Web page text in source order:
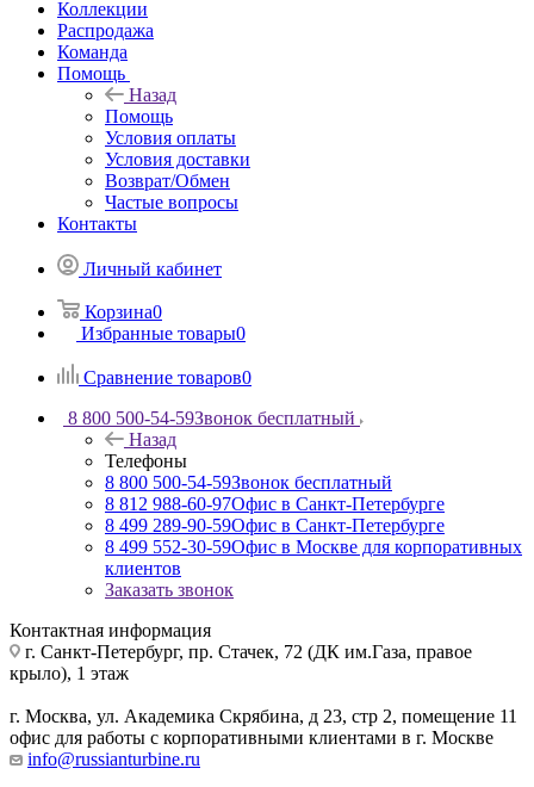
Коллекции
Распродажа
Команда
Помощь
Назад
Помощь
Условия оплаты
Условия доставки
Возврат/Обмен
Частые вопросы
Контакты
Личный кабинет
Корзина0
Избранные товары0
Сравнение товаров0
8 800 500-54-59Звонок бесплатный
Назад
Телефоны
8 800 500-54-59Звонок бесплатный
8 812 988-60-97Офис в Санкт-Петербурге
8 499 289-90-59Офис в Санкт-Петербурге
8 499 552-30-59Офис в Москве для корпоративных
клиентов
Заказать звонок
Контактная информация
г. Санкт-Петербург, пр. Стачек, 72 (ДК им.Газа, правое
крыло), 1 этаж
г. Москва, ул. Академика Скрябина, д 23, стр 2, помещение 11
офис для работы с корпоративными клиентами в г. Москве
info@russianturbine.ru